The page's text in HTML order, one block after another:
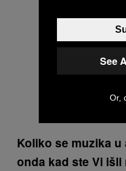
Koliko se muzika
onda kad ste Vi
See
Or,